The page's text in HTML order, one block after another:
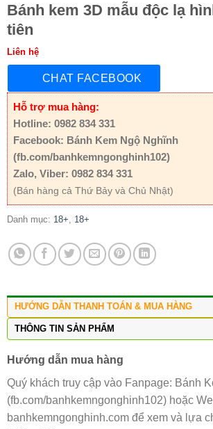
Bánh kem 3D mẫu độc lạ
tiên
Liên hệ
CHAT FACEBOOK
Hỗ trợ mua hàng:
Hotline: 0982 834 331
Facebook: Bánh Kem Ngộ Nghĩnh
(fb.com/banhkemngonghinh102)
Zalo, Viber: 0982 834 331
(Bán hàng cả Thứ Bảy và Chủ Nhật)
Danh mục: 18+, 18+
HƯỚNG DẪN THANH TOÁN & MUA HÀNG
THÔNG TIN SẢN PHẨM
Hướng dẫn mua hàng
Quý khách truy cập vào Fanpage: Bánh
(fb.com/banhkemngonghinh102) hoặc
banhkemngonghinh.com để xem và lựa